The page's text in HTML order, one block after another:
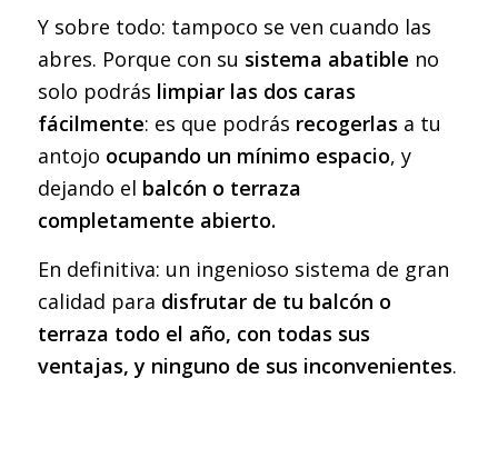
Y sobre todo: tampoco se ven cuando las
abres. Porque con su sistema abatible no
solo podrás limpiar las dos caras
fácilmente: es que podrás recogerlas a tu
antojo ocupando un mínimo espacio, y
dejando el balcón o terraza
completamente abierto.
En definitiva: un ingenioso sistema de gran
calidad para disfrutar de tu balcón o
terraza todo el año, con todas sus
ventajas, y ninguno de sus inconvenientes.